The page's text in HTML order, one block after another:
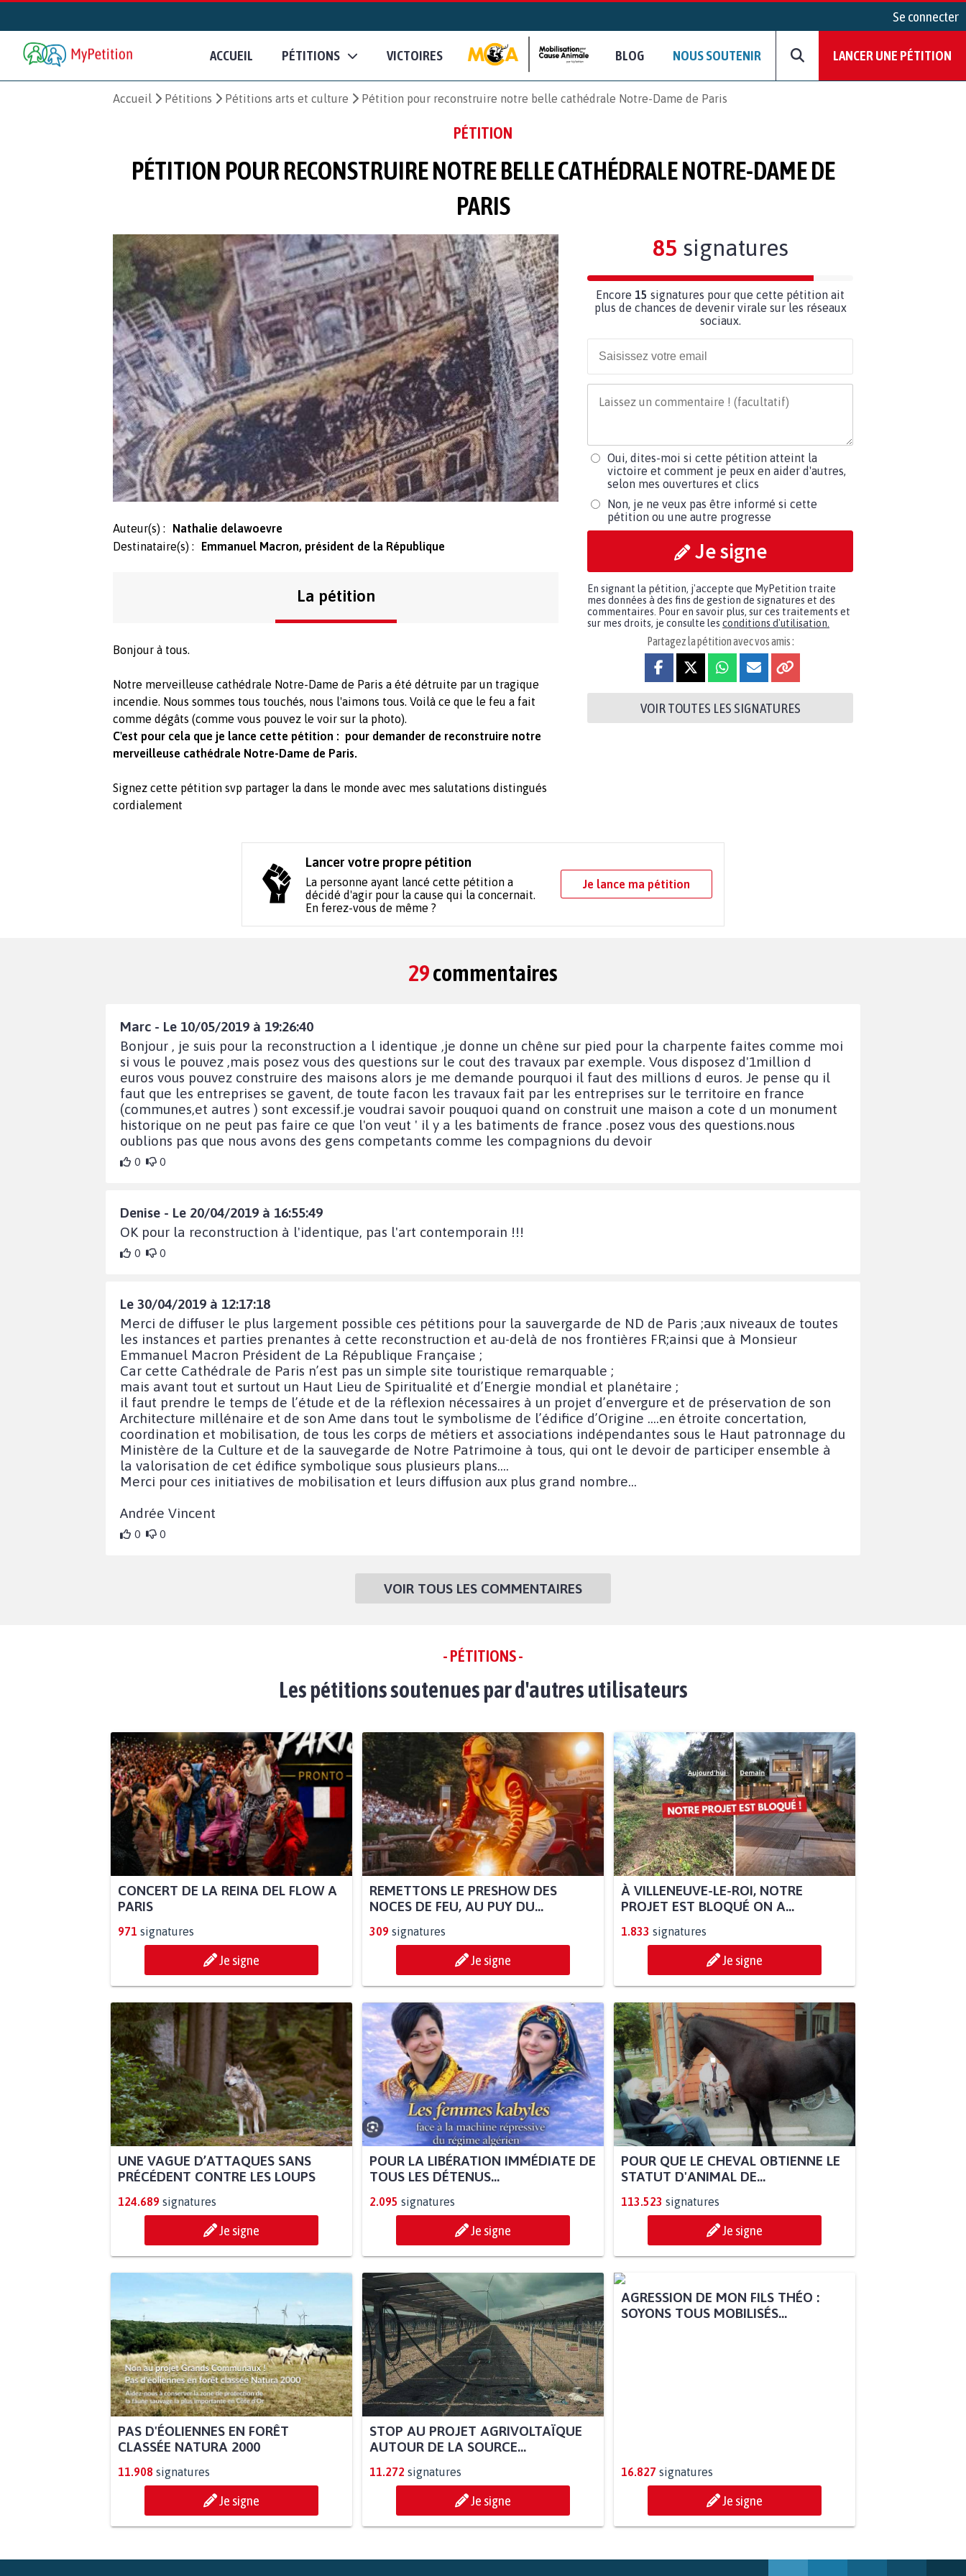
Se connecter
ACCUEIL PÉTITIONS VICTOIRES BLOG NOUS SOUTENIR LANCER UNE PÉTITION
Accueil Pétitions Pétitions arts et culture Pétition pour reconstruire notre belle cathédrale Notre-Dame de Paris
PÉTITION
PÉTITION POUR RECONSTRUIRE NOTRE BELLE CATHÉDRALE NOTRE-DAME DE
PARIS
Auteur(s) :
Nathalie delawoevre
Destinataire(s) :
Emmanuel Macron, président de la République
La pétition
Bonjour à tous.
Notre merveilleuse cathédrale Notre-Dame de Paris a été détruite par un tragique
incendie. Nous sommes tous touchés, nous l'aimons tous. Voilà ce que le feu a fait
comme dégâts (comme vous pouvez le voir sur la photo).
C'est pour cela que je lance cette pétition : pour demander de reconstruire notre
merveilleuse cathédrale Notre-Dame de Paris.
Signez cette pétition svp partager la dans le monde avec mes salutations distingués
cordialement
85 signatures
Encore 15 signatures pour que cette pétition ait
plus de chances de devenir virale sur les réseaux
sociaux.
Oui, dites-moi si cette pétition atteint la
victoire et comment je peux en aider d'autres,
selon mes ouvertures et clics
Non, je ne veux pas être informé si cette
pétition ou une autre progresse
Je signe
En signant la pétition, j'accepte que MyPetition traite
mes données à des fins de gestion de signatures et des
commentaires. Pour en savoir plus, sur ces traitements et
sur mes droits, je consulte les conditions d'utilisation.
Partagez la pétition avec vos amis :
VOIR TOUTES LES SIGNATURES
Lancer votre propre pétition
La personne ayant lancé cette pétition a
décidé d'agir pour la cause qui la concernait.
En ferez-vous de même ?
Je lance ma pétition
29commentaires
Marc - Le 10/05/2019 à 19:26:40
Bonjour , je suis pour la reconstruction a l identique ,je donne un chêne sur pied pour la charpente faites comme moi
si vous le pouvez ,mais posez vous des questions sur le cout des travaux par exemple. Vous disposez d'1million d
euros vous pouvez construire des maisons alors je me demande pourquoi il faut des millions d euros. Je pense qu il
faut que les entreprises se gavent, de toute facon les travaux fait par les entreprises sur le territoire en france
(communes,et autres ) sont excessif.je voudrai savoir pouquoi quand on construit une maison a cote d un monument
historique on ne peut pas faire ce que l'on veut ' il y a les batiments de france .posez vous des questions.nous
oublions pas que nous avons des gens competants comme les compagnions du devoir
0 0
Denise - Le 20/04/2019 à 16:55:49
OK pour la reconstruction à l'identique, pas l'art contemporain !!!
0 0
Le 30/04/2019 à 12:17:18
Merci de diffuser le plus largement possible ces pétitions pour la sauvergarde de ND de Paris ;aux niveaux de toutes
les instances et parties prenantes à cette reconstruction et au-delà de nos frontières FR;ainsi que à Monsieur
Emmanuel Macron Président de La République Française ;
Car cette Cathédrale de Paris n’est pas un simple site touristique remarquable ;
mais avant tout et surtout un Haut Lieu de Spiritualité et d’Energie mondial et planétaire ;
il faut prendre le temps de l’étude et de la réflexion nécessaires à un projet d’envergure et de préservation de son
Architecture millénaire et de son Ame dans tout le symbolisme de l’édifice d’Origine ….en étroite concertation,
coordination et mobilisation, de tous les corps de métiers et associations indépendantes sous le Haut patronnage du
Ministère de la Culture et de la sauvegarde de Notre Patrimoine à tous, qui ont le devoir de participer ensemble à
la valorisation de cet édifice symbolique sous plusieurs plans….
Merci pour ces initiatives de mobilisation et leurs diffusion aux plus grand nombre...
Andrée Vincent
0 0
VOIR TOUS LES COMMENTAIRES
- PÉTITIONS -
Les pétitions soutenues par d'autres utilisateurs
CONCERT DE LA REINA DEL FLOW A
PARIS
971 signatures
Je signe
REMETTONS LE PRESHOW DES
NOCES DE FEU, AU PUY DU...
309 signatures
Je signe
À VILLENEUVE-LE-ROI, NOTRE
PROJET EST BLOQUÉ ON A...
1.833 signatures
Je signe
UNE VAGUE D’ATTAQUES SANS
PRÉCÉDENT CONTRE LES LOUPS
124.689 signatures
Je signe
POUR LA LIBÉRATION IMMÉDIATE DE
TOUS LES DÉTENUS...
2.095 signatures
Je signe
POUR QUE LE CHEVAL OBTIENNE LE
STATUT D'ANIMAL DE...
113.523 signatures
Je signe
PAS D'ÉOLIENNES EN FORÊT
CLASSÉE NATURA 2000
11.908 signatures
Je signe
STOP AU PROJET AGRIVOLTAÏQUE
AUTOUR DE LA SOURCE...
11.272 signatures
Je signe
16.827 signatures
Je signe